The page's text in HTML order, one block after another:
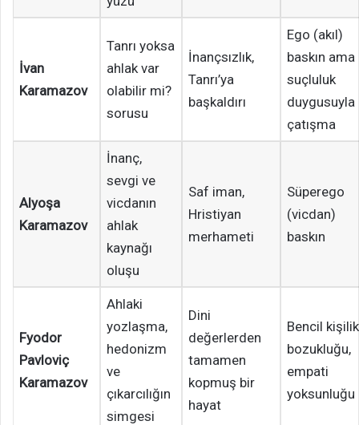
İvan
Karamazov
Tanrı yoksa
ahlak var
olabilir mi?
sorusu
İnançsızlık,
Tanrı’ya
başkaldırı
Ego (akıl)
baskın ama
suçluluk
duygusuyla
çatışma
Alyoşa
Karamazov
İnanç,
sevgi ve
vicdanın
ahlak
kaynağı
oluşu
Saf iman,
Hristiyan
merhameti
Süperego
(vicdan)
baskın
Fyodor
Pavloviç
Karamazov
Ahlaki
yozlaşma,
hedonizm
ve
çıkarcılığın
simgesi
Dini
değerlerden
tamamen
kopmuş bir
hayat
Bencil kişilik
bozukluğu,
empati
yoksunluğu